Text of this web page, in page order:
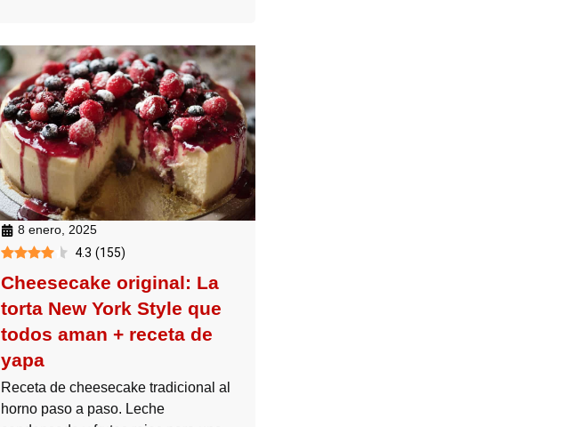
8 enero, 2025
4.3 (155)
Cheesecake original: La
torta New York Style que
todos aman + receta de
yapa
Receta de cheesecake tradicional al
horno paso a paso. Leche